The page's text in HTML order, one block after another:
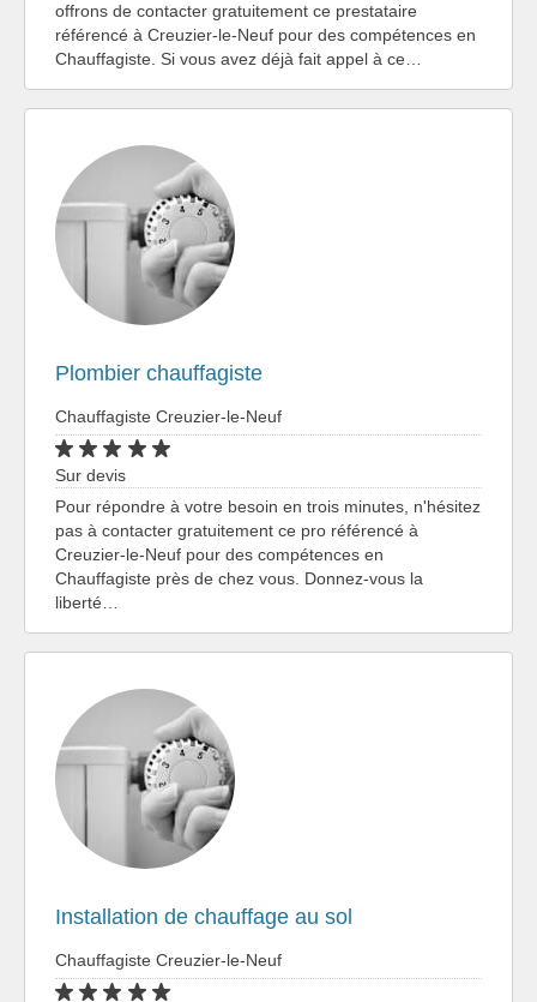
offrons de contacter gratuitement ce prestataire
référencé à Creuzier-le-Neuf pour des compétences en
Chauffagiste. Si vous avez déjà fait appel à ce…
Plombier chauffagiste
Chauffagiste Creuzier-le-Neuf
Sur devis
Pour répondre à votre besoin en trois minutes, n'hésitez
pas à contacter gratuitement ce pro référencé à
Creuzier-le-Neuf pour des compétences en
Chauffagiste près de chez vous. Donnez-vous la
liberté…
Installation de chauffage au sol
Chauffagiste Creuzier-le-Neuf